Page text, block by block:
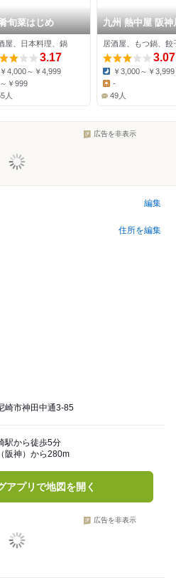
旬菜はじめ
屋、日本料理、鍋
3.17
￥4,000～￥4,999
～￥999
人
九州 熱中屋 阪神
LIVE
居酒屋、もつ鍋、餃
3.07
Dinner:
￥3,000～￥3,999
Lunch:
-
49人
広告を非表示
編集
住所を編集
崎市神田中通3-85
駅から徒歩5分
阪神）から280m
アプリで地図を開く
広告を非表示